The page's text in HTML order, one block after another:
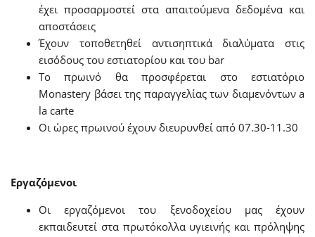
έχει προσαρμοστεί στα απαιτούμενα δεδομένα και
αποστάσεις
Έχουν τοποθετηθεί αντισηπτικά διαλύματα στις
εισόδους του εστιατορίου και του bar
Το πρωινό θα προσφέρεται στο εστιατόριο
Monastery βάσει της παραγγελίας των διαμενόντων a
la carte
Οι ώρες πρωινού έχουν διευρυνθεί από 07.30-11.30
Εργαζόμενοι
Οι εργαζόμενοι του ξενοδοχείου μας έχουν
εκπαιδευτεί στα πρωτόκολλα υγιεινής και πρόληψης